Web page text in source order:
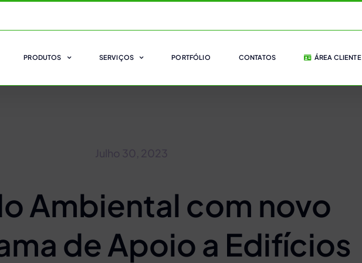
PRODUTOS SERVIÇOS PORTFÓLIO CONTATOS ÁREA CLIENTE
Julho 30, 2023
Ambiental com novo
de Apoio a Edifícios